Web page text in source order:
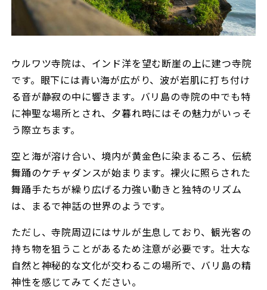
ウルワツ寺院は、インド洋を望む断崖の上に建つ寺院
です。眼下には青い海が広がり、波が岩肌に打ち付け
る音が静寂の中に響きます。バリ島の寺院の中でも特
に神聖な場所とされ、夕暮れ時にはその魅力がいっそ
う際立ちます。
空と海が溶け合い、境内が黄金色に染まるころ、伝統
舞踊のケチャダンスが始まります。裸火に照らされた
舞踊手たちが繰り広げる力強い動きと独特のリズム
は、まるで神話の世界のようです。
ただし、寺院周辺にはサルが生息しており、観光客の
持ち物を狙うことがあるため注意が必要です。壮大な
自然と神秘的な文化が交わるこの場所で、バリ島の精
神性を感じてみてください。